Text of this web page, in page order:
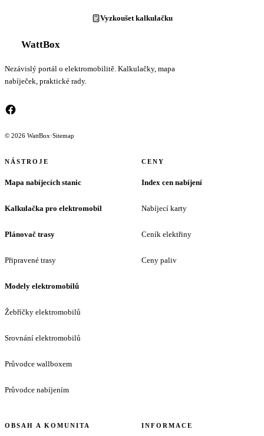
Vyzkoušet kalkulačku
WattBox
Nezávislý portál o elektromobilitě. Kalkulačky, mapa
nabíječek, praktické rady.
© 2026 WattBox·Sitemap
NÁSTROJE
Mapa nabíjecích stanic
Kalkulačka pro elektromobil
Plánovač trasy
Připravené trasy
Modely elektromobilů
Žebříčky elektromobilů
Srovnání elektromobilů
Průvodce wallboxem
Průvodce nabíjením
CENY
Index cen nabíjení
Nabíjecí karty
Ceník elektřiny
Ceny paliv
OBSAH A KOMUNITA INFORMACE